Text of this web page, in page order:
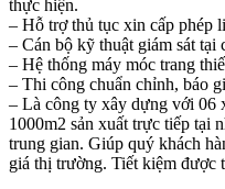
thực hiện.
– Hỗ trợ thủ tục xin cấp phép
– Cán bộ kỹ thuật giám sát tại
– Hệ thống máy móc trang
– Thi công chuẩn chỉnh, báo
– Là công ty xây dựng với 06
1000m2 sản xuất trực tiếp tại
trung gian. Giúp quý khách
giá thị trường. Tiết kiệm được